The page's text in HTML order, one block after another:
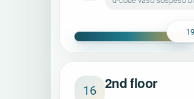
19
16 2nd floor